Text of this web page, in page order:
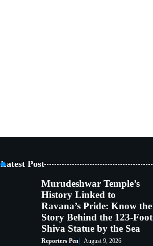
Latest Post
Murudeshwar Temple’s
History Linked to
Ravana’s Pride: Know the
Story Behind the 123-Foot
Shiva Statue by the Sea
Reporters Pen August 9, 2026